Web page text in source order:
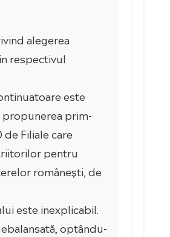
alegerea
respectivul
este
propunerea prim-
Filiale care
pentru
românești, de
este inexplicabil.
optându-